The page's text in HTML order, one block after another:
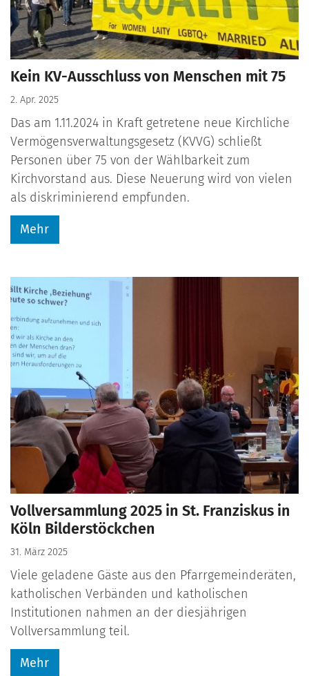
Kein KV-Ausschluss von Menschen mit 75
2. Apr. 2025
Das am 1.11.2024 in Kraft getretene neue Kirchliche
Vermögensverwaltungsgesetz (KVVG) schließt
Personen über 75 von der Wählbarkeit zum
Kirchvorstand aus. Diese Neuerung wird von vielen
als diskriminierend empfunden.
Mehr
Vollversammlung 2025 in St. Franziskus in
Köln Bilderstöckchen
31. März 2025
Viele geladene Gäste aus den Pfarrgemeinderäten,
katholischen Verbänden und katholischen
Institutionen nahmen an der diesjährigen
Vollversammlung teil.
Mehr